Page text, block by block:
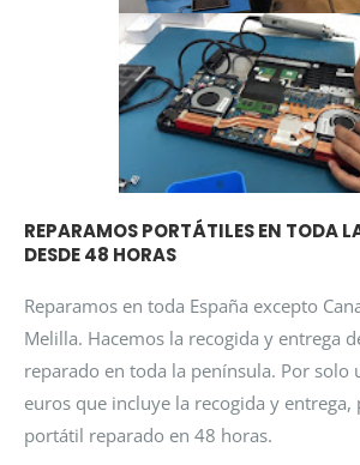
REPARAMOS PORTÁTILES EN TODA
DESDE 48 HORAS
Reparamos en toda España excepto
Melilla. Hacemos la recogida y entrega
reparado en toda la península. Por solo
euros que incluye la recogida y entrega,
portátil reparado en 48 horas.